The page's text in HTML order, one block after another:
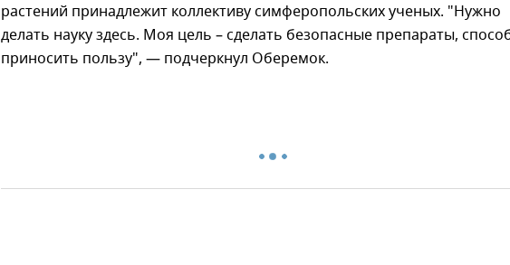
растений принадлежит коллективу симферопольских ученых. "Нужно
делать науку здесь. Моя цель – сделать безопасные препараты,
приносить пользу", — подчеркнул Оберемок.